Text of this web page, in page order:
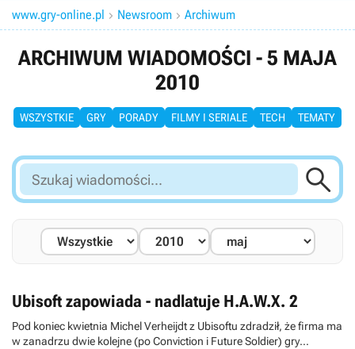
www.gry-online.pl  Newsroom  Archiwum
ARCHIWUM WIADOMOŚCI - 5 MAJA
2010
WSZYSTKIE GRY PORADY FILMY I SERIALE TECH TEMATY
Szukaj
wiadomości...

Ubisoft zapowiada - nadlatuje H.A.W.X. 2
Pod koniec kwietnia Michel Verheijdt z Ubisoftu zdradził, że firma ma
w zanadrzu dwie kolejne (po Conviction i Future Soldier) gry